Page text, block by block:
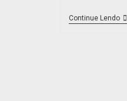
Continue Lendo